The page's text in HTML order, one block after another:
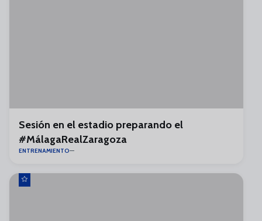
Sesión en el estadio preparando el
#MálagaRealZaragoza
ENTRENAMIENTO